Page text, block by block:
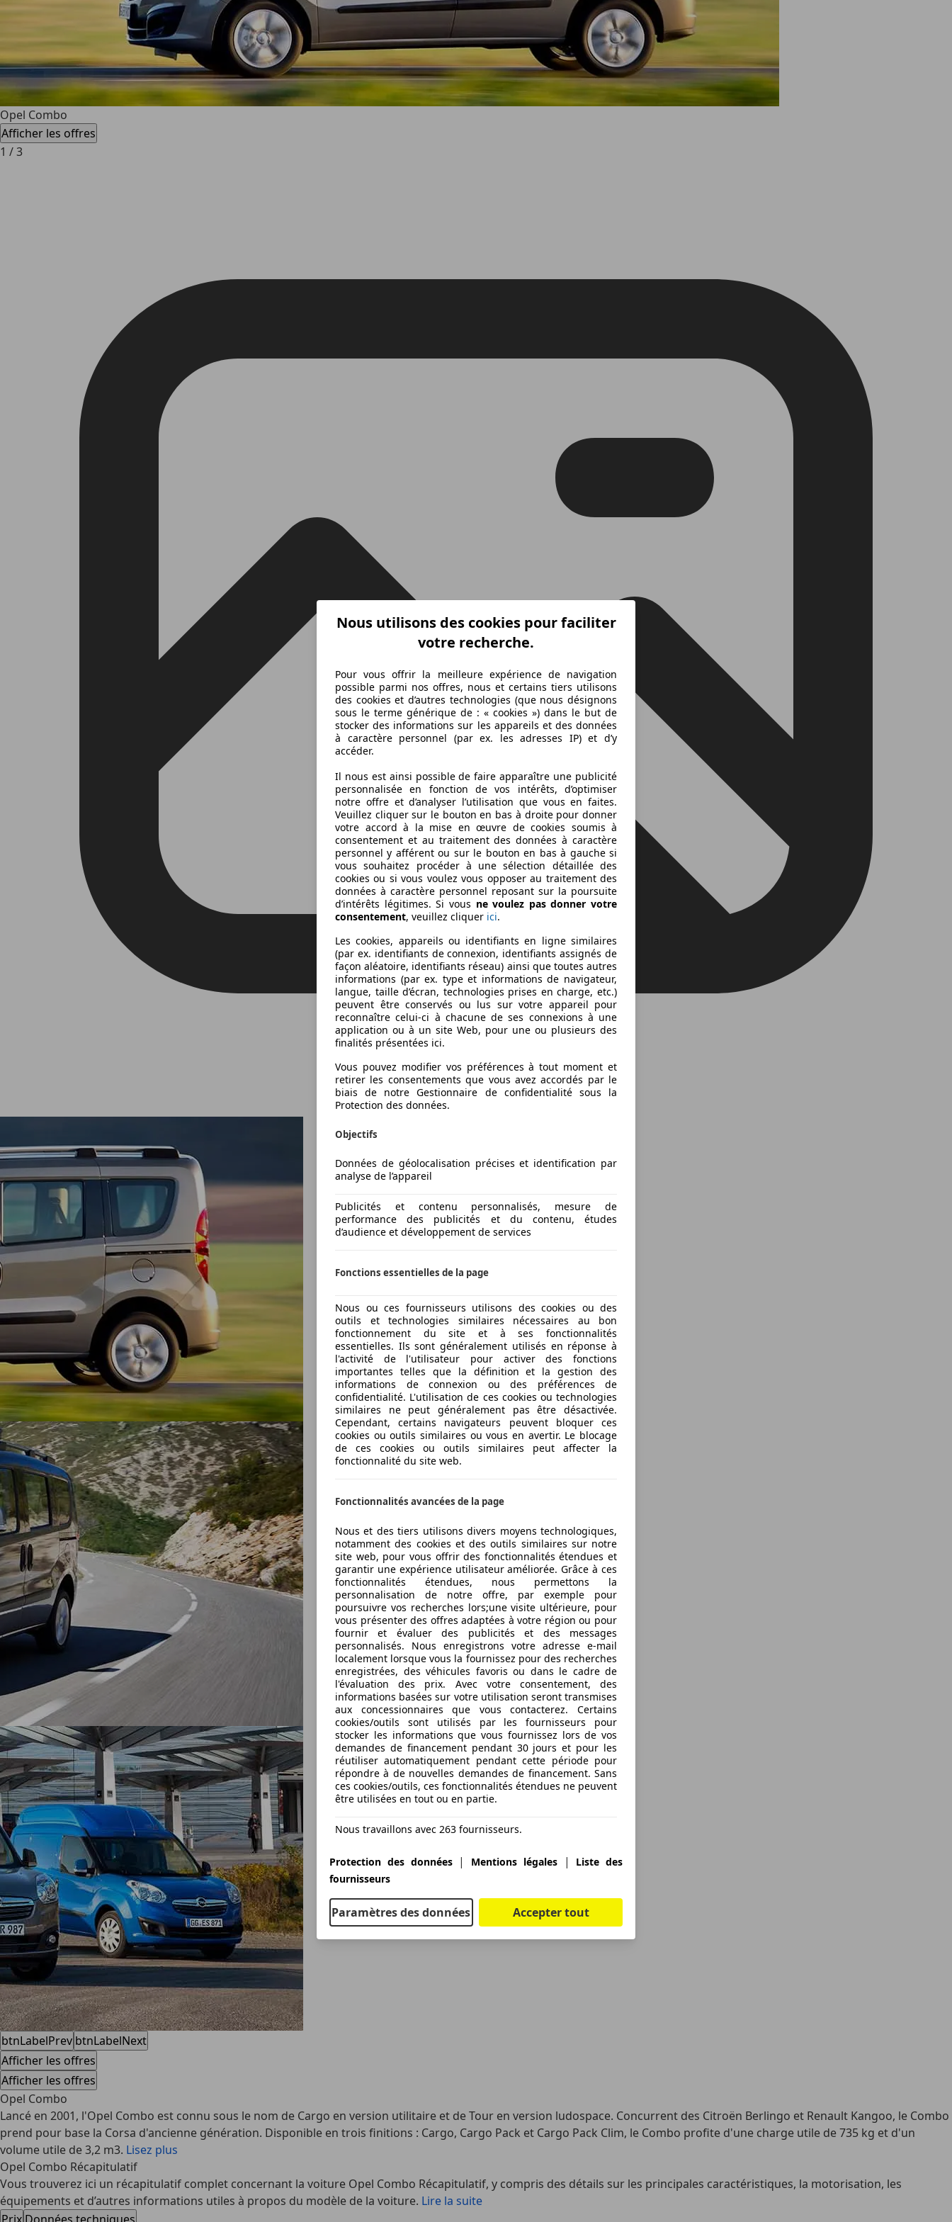
Opel Combo
Afficher les offres
1 /3
btnLabelPrev btnLabelNext
Afficher les offres
Afficher les offres
Opel Combo
Lancé en 2001, l'Opel Combo est connu sous le nom de Cargo en version utilitaire et de Tour en version ludospace. Concurrent des Citroën Berlingo et Renault Kangoo, le Combo
prend pour base la Corsa d'ancienne génération. Disponible en trois finitions : Cargo, Cargo Pack et Cargo Pack Clim, le Combo profite d'une charge utile de 735 kg et d'un
volume utile de 3,2 m3. Lisez plus
Opel Combo Récapitulatif
Vous trouverez ici un récapitulatif complet concernant la voiture Opel Combo Récapitulatif, y compris des détails sur les principales caractéristiques, la motorisation, les
équipements et d’autres informations utiles à propos du modèle de la voiture. Lire la suite
Nous utilisons des cookies pour faciliter
votre recherche.
Pour vous offrir la meilleure expérience de navigation
possible parmi nos offres, nous et certains tiers utilisons
des cookies et d’autres technologies (que nous désignons
sous le terme générique de : « cookies ») dans le but de
stocker des informations sur les appareils et des données
à caractère personnel (par ex. les adresses IP) et d’y
accéder.
Il nous est ainsi possible de faire apparaître une publicité
personnalisée en fonction de vos intérêts, d’optimiser
notre offre et d’analyser l’utilisation que vous en faites.
Veuillez cliquer sur le bouton en bas à droite pour donner
votre accord à la mise en œuvre de cookies soumis à
consentement et au traitement des données à caractère
personnel y afférent ou sur le bouton en bas à gauche si
vous souhaitez procéder à une sélection détaillée des
cookies ou si vous voulez vous opposer au traitement des
données à caractère personnel reposant sur la poursuite
d’intérêts légitimes. Si vous ne voulez pas donner votre
consentement, veuillez cliquer ici.
Les cookies, appareils ou identifiants en ligne similaires
(par ex. identifiants de connexion, identifiants assignés de
façon aléatoire, identifiants réseau) ainsi que toutes autres
informations (par ex. type et informations de navigateur,
langue, taille d’écran, technologies prises en charge, etc.)
peuvent être conservés ou lus sur votre appareil pour
reconnaître celui-ci à chacune de ses connexions à une
application ou à un site Web, pour une ou plusieurs des
finalités présentées ici.
Vous pouvez modifier vos préférences à tout moment et
retirer les consentements que vous avez accordés par le
biais de notre Gestionnaire de confidentialité sous la
Protection des données.
Objectifs
Données de géolocalisation précises et identification par
analyse de l’appareil
Publicités et contenu personnalisés, mesure de
performance des publicités et du contenu, études
d’audience et développement de services
Fonctions essentielles de la page
Nous ou ces fournisseurs utilisons des cookies ou des
outils et technologies similaires nécessaires au bon
fonctionnement du site et à ses fonctionnalités
essentielles. Ils sont généralement utilisés en réponse à
l'activité de l'utilisateur pour activer des fonctions
importantes telles que la définition et la gestion des
informations de connexion ou des préférences de
confidentialité. L'utilisation de ces cookies ou technologies
similaires ne peut généralement pas être désactivée.
Cependant, certains navigateurs peuvent bloquer ces
cookies ou outils similaires ou vous en avertir. Le blocage
de ces cookies ou outils similaires peut affecter la
fonctionnalité du site web.
Fonctionnalités avancées de la page
Nous et des tiers utilisons divers moyens technologiques,
notamment des cookies et des outils similaires sur notre
site web, pour vous offrir des fonctionnalités étendues et
garantir une expérience utilisateur améliorée. Grâce à ces
fonctionnalités étendues, nous permettons la
personnalisation de notre offre, par exemple pour
poursuivre vos recherches lors;une visite ultérieure, pour
vous présenter des offres adaptées à votre région ou pour
fournir et évaluer des publicités et des messages
personnalisés. Nous enregistrons votre adresse e-mail
localement lorsque vous la fournissez pour des recherches
enregistrées, des véhicules favoris ou dans le cadre de
l'évaluation des prix. Avec votre consentement, des
informations basées sur votre utilisation seront transmises
aux concessionnaires que vous contacterez. Certains
cookies/outils sont utilisés par les fournisseurs pour
stocker les informations que vous fournissez lors de vos
demandes de financement pendant 30 jours et pour les
réutiliser automatiquement pendant cette période pour
répondre à de nouvelles demandes de financement. Sans
ces cookies/outils, ces fonctionnalités étendues ne peuvent
être utilisées en tout ou en partie.
Nous travaillons avec 263 fournisseurs.
Protection des données| Mentions légales|
Liste des
fournisseurs
Paramètres des données Accepter tout